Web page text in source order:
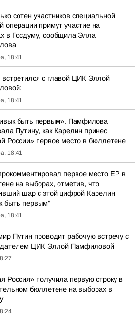
сотен участников специальной
операции примут участие на
в Госдуму, сообщила Элла
18:41
встретился с главой ЦИК Эллой
18:41
быть первым». Памфилова
Путину, как Карелин принес
России» первое место в бюллетене
18:41
первое место ЕР в
на выборах, отметив, что
шар с этой цифрой Карелин
быть первым"
18:41
Путин проводит рабочую встречу с
ЦИК Эллой Памфиловой
Россия» получила первую строку в
бюллетене на выборах в